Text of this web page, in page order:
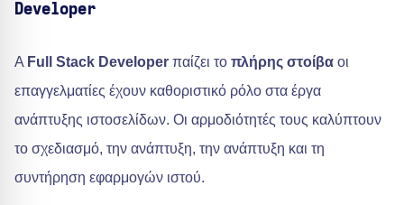
Developer
A Full Stack Developer παίζει το πλήρης στοίβα οι
επαγγελματίες έχουν καθοριστικό ρόλο στα έργα
ανάπτυξης ιστοσελίδων. Οι αρμοδιότητές τους καλύπτουν
το σχεδιασμό, την ανάπτυξη, την ανάπτυξη και τη
συντήρηση εφαρμογών ιστού.